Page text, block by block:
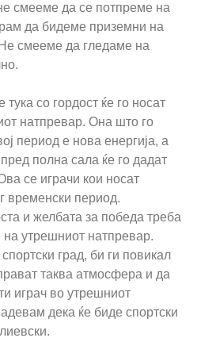
смееме да се потпреме на
да бидеме приземни на
смееме да гледаме на
со гордост ќе го носат
натпревар. Она што го
период е нова енергија, а
полна сала ќе го дадат
се играчи кои носат
временски период.
и желбата за победа треба
на утрешниот натпревар.
град, би ги повикал
таква атмосфера и да
играч во утрешниот
дека ќе биде спортски